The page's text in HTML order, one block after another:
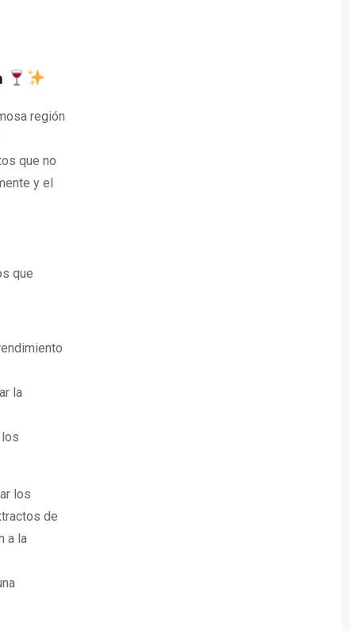
región
que no
y el
que
la
los
de
a la